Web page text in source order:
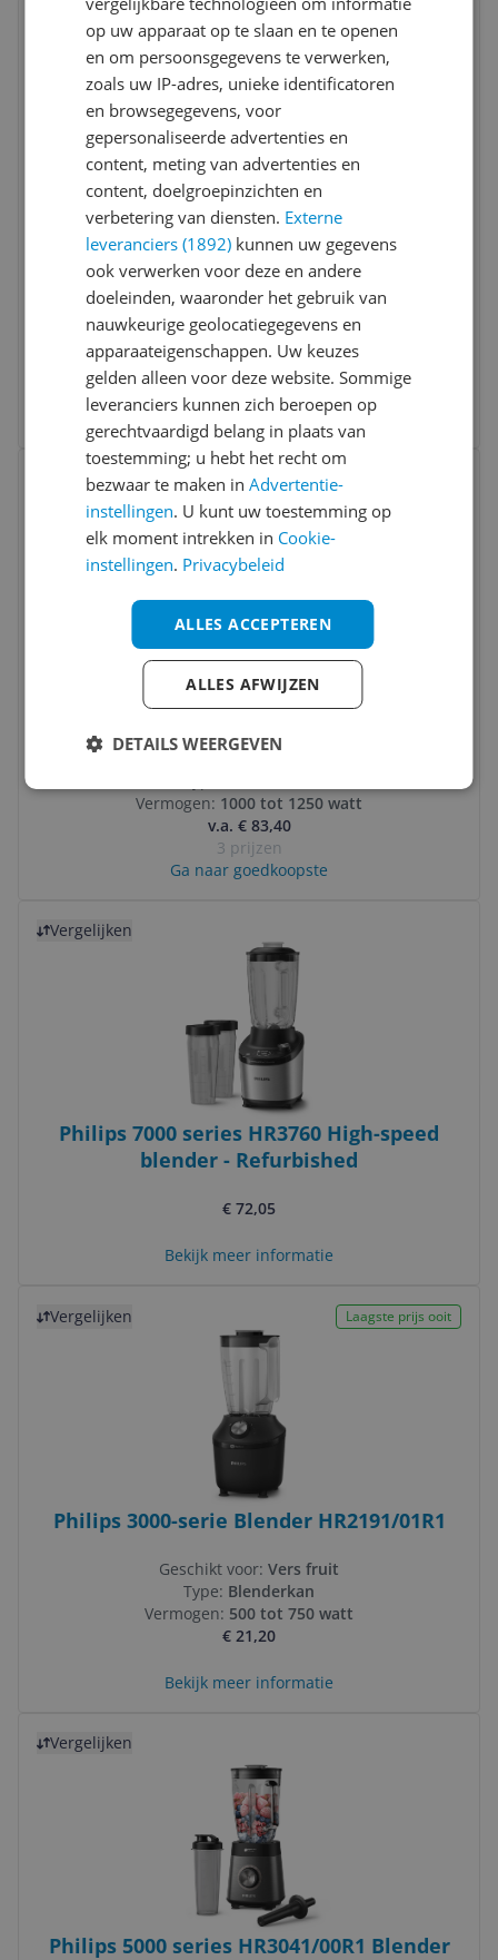
Vergelijken Laagste prijs ooit
Tefal Quickchef+ HB67G830 Staafmixer -
1000W - Zwart/RVS
Capaciteit:0,5 tot 1 liter
Type:Staafmixer
Vermogen:1000 tot 1250 watt
v.a. € 89,00
3 prijzen
Ga naar goedkoopste
Bekijk product
Vergelijken
8.4
JUL 2024
Philips HR2766/00 Blender - 1000W -
Ijsmaler - RVS Tritan
8.3
Vermogen: 1000 tot 1250 watt
v.a. € 83,40
3 prijzen
Ga naar goedkoopste
Bekijk product
Vergelijken
Philips 7000 series HR3760 High-speed
blender - Refurbished
€ 72,05
Bekijk meer informatie
Vergelijken Laagste prijs ooit
Philips 3000-serie Blender HR2191/01R1
Geschikt voor: Vers fruit
Type: Blenderkan
Vermogen: 500 tot 750 watt
€ 21,20
Bekijk meer informatie
Vergelijken
Philips 5000 series HR3041/00R1 Blender
op uw apparaat op te slaan en te openen
en om persoonsgegevens te verwerken,
zoals uw IP-adres, unieke identificatoren
en browsegegevens, voor
gepersonaliseerde advertenties en
content, meting van advertenties en
content, doelgroepinzichten en
verbetering van diensten. Externe
leveranciers (1892) kunnen uw gegevens
ook verwerken voor deze en andere
doeleinden, waaronder het gebruik van
nauwkeurige geolocatiegegevens en
apparaateigenschappen. Uw keuzes
gelden alleen voor deze website. Sommige
leveranciers kunnen zich beroepen op
gerechtvaardigd belang in plaats van
toestemming; u hebt het recht om
bezwaar te maken inAdvertentie-
instellingen. U kunt uw toestemming op
elk moment intrekken in Cookie-
instellingen. Privacybeleid
ALLES ACCEPTEREN
ALLES AFWIJZEN
DETAILS WEERGEVEN